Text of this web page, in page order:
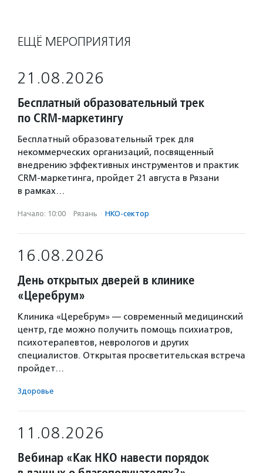
ЕЩЁ МЕРОПРИЯТИЯ
21.08.2026
Бесплатный образовательный трек
по CRM-маркетингу
Бесплатный образовательный трек для
некоммерческих организаций, посвященный
внедрению эффективных инструментов и практик
CRM-маркетинга, пройдет 21 августа в Рязани
в рамках…
Начало: 10:00 · Рязань · НКО-сектор
16.08.2026
День открытых дверей в клинике
«Церебрум»
Клиника «Церебрум» — современный медицинский
центр, где можно получить помощь психиатров,
психотерапевтов, неврологов и других
специалистов. Открытая просветительская встреча
пройдет…
Здоровье
11.08.2026
Вебинар «Как НКО навести порядок